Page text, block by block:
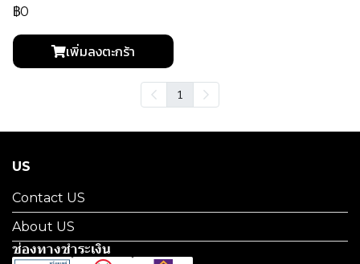
฿0
เพิ่มลงตะกร้า
1
US
Contact US
About US
ช่องทางชำระเงิน